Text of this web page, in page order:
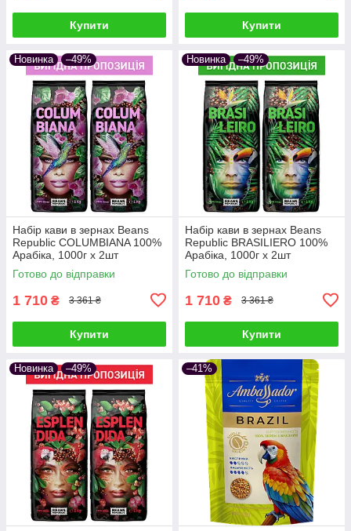
Купити Купити
Новинка –49%
Набір кави в зернах Beans
Republic COLUMBIANA 100%
Арабіка, 1000г х 2шт
Готово до відправки
1 710 ₴ 3 361 ₴
Купити
Новинка –49%
Набір кави в зернах Beans
Republic BRASILIERO 100%
Арабіка, 1000г х 2шт
Готово до відправки
1 710 ₴ 3 361 ₴
Купити
Новинка –49% –41%